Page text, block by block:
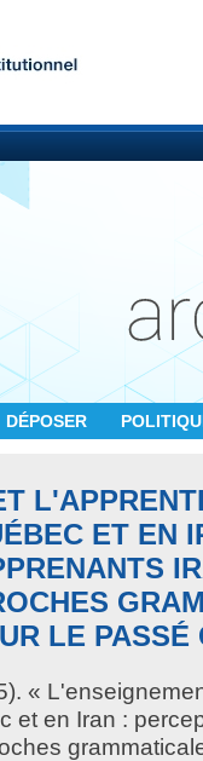
DÉPOSER
ET EN
LE PASSÉ
«
et en Iran :